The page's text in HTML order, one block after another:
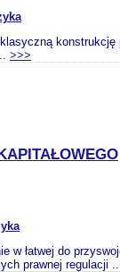
>>>
w łatwej do
prawnej regulacji